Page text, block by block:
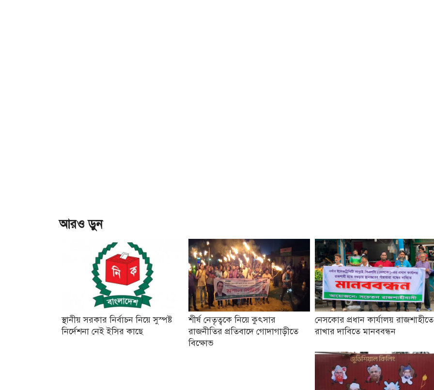
আরও ড়ুন
স্থানীয় সরকার নির্বাচন নিয়ে সুস্পষ্ট
নির্দেশনা নেই ইসির কাছে
শীর্ষ নেতৃত্বকে নিয়ে কুৎসার
রাজনীতির প্রতিবাদে গোদাগাড়ীতে
বিক্ষোভ
নেসকোর প্রধান কার্যালয় রাজশাহীতে
রাখার দাবিতে মানববন্ধন